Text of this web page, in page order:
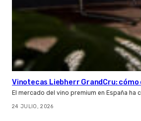
Vinotecas Liebherr GrandCru:
El mercado del vino premium en España
24 JULIO, 2026